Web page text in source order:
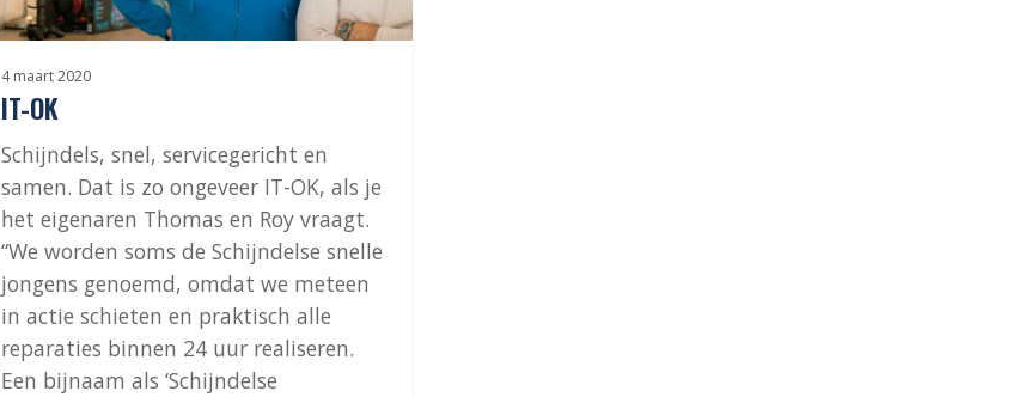
4 maart 2020
IT-OK
Schijndels, snel, servicegericht en
samen. Dat is zo ongeveer IT-OK, als je
het eigenaren Thomas en Roy vraagt.
“We worden soms de Schijndelse snelle
jongens genoemd, omdat we meteen
in actie schieten en praktisch alle
reparaties binnen 24 uur realiseren.
Een bijnaam als ‘Schijndelse